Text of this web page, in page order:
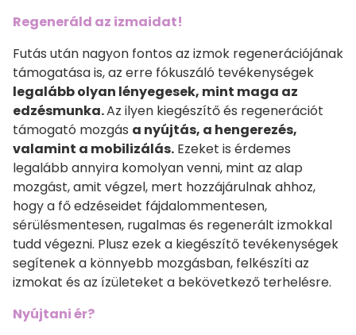
Regeneráld az izmaidat!
Futás után nagyon fontos az izmok regenerációjának
támogatása is, az erre fókuszáló tevékenységek
legalább olyan lényegesek, mint maga az
edzésmunka.Az ilyen kiegészítő és regenerációt
támogató mozgás a nyújtás, a hengerezés,
valamint a mobilizálás. Ezeket is érdemes
legalább annyira komolyan venni, mint az alap
mozgást, amit végzel, mert hozzájárulnak ahhoz,
hogy a fő edzéseidet fájdalommentesen,
sérülésmentesen, rugalmas és regenerált izmokkal
tudd végezni. Plusz ezek a kiegészítő tevékenységek
segítenek a könnyebb mozgásban, felkészíti az
izmokat és az ízületeket a bekövetkező terhelésre.
Nyújtani ér?